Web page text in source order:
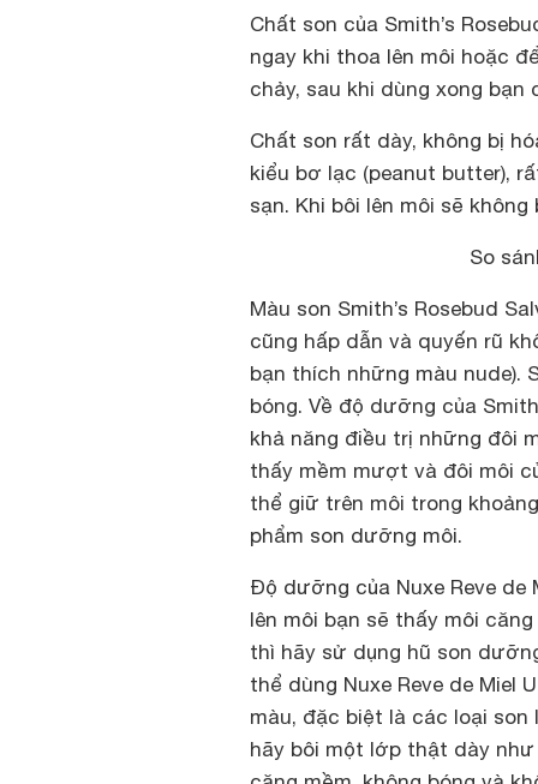
Chất son của Smith’s
ngay khi thoa lên môi hoặc
chảy, sau khi dùng xong bạn
Chất son rất dày, không bị
kiểu bơ lạc (peanut butter),
sạn. Khi bôi lên môi sẽ không
So
Màu son Smith’s Rosebud
cũng hấp dẫn và quyến rũ
bạn thích những màu nude).
bóng. Về độ dưỡng của
khả năng điều trị những đôi
thấy mềm mượt và đôi môi
thể giữ trên môi trong
phẩm son dưỡng môi.
Độ dưỡng của Nuxe Reve de
lên môi bạn sẽ thấy môi
thì hãy sử dụng hũ son
thể dùng Nuxe Reve de Miel
màu, đặc biệt là các loại son
hãy bôi một lớp thật dày